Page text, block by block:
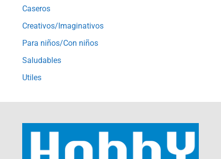
Caseros
Creativos/Imaginativos
Para niños/Con niños
Saludables
Utiles